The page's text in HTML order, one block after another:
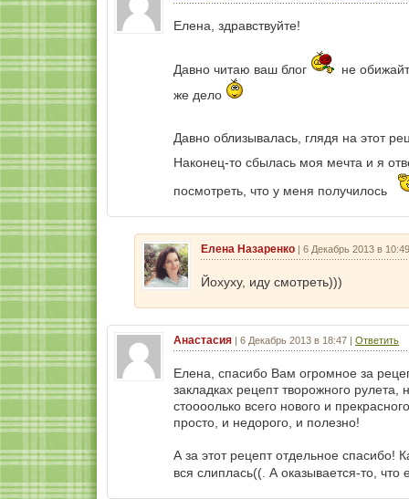
Елена, здравствуйте!
Давно читаю ваш блог
не
же дело
Давно облизывалась, глядя на этот
Наконец-то сбылась моя мечта и я
посмотреть, что у меня получилось
Елена Назаренко | 6 Декабрь 2013 в 10:49
Йохуху, иду смотреть)))
Анастасия | 6 Декабрь 2013 в 18:47 | Ответить
Елена, спасибо Вам огромное за
закладках рецепт творожного
стоооолько всего нового и
просто, и недорого, и полезно!
А за этот рецепт отдельное спасибо!
вся слиплась((. А оказывается-то,